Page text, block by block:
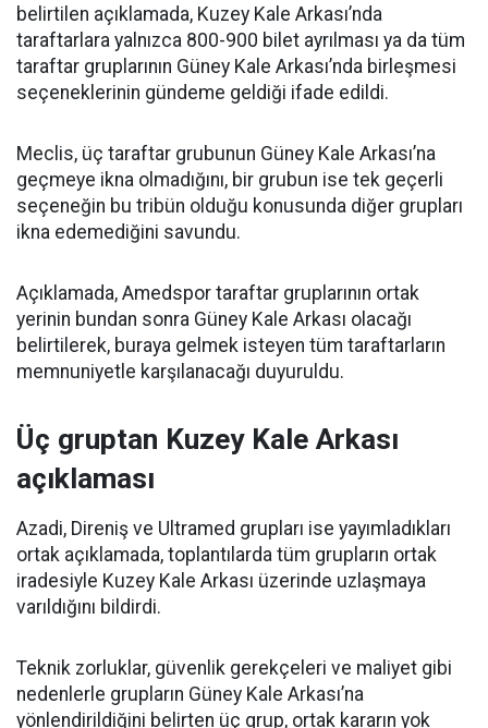
belirtilen açıklamada, Kuzey Kale Arkası’nda
taraftarlara yalnızca 800-900 bilet ayrılması ya da tüm
taraftar gruplarının Güney Kale Arkası’nda birleşmesi
seçeneklerinin gündeme geldiği ifade edildi.
Meclis, üç taraftar grubunun Güney Kale Arkası’na
geçmeye ikna olmadığını, bir grubun ise tek geçerli
seçeneğin bu tribün olduğu konusunda diğer grupları
ikna edemediğini savundu.
Açıklamada, Amedspor taraftar gruplarının ortak
yerinin bundan sonra Güney Kale Arkası olacağı
belirtilerek, buraya gelmek isteyen tüm taraftarların
memnuniyetle karşılanacağı duyuruldu.
Üç gruptan Kuzey Kale Arkası
açıklaması
Azadi, Direniş ve Ultramed grupları ise yayımladıkları
ortak açıklamada, toplantılarda tüm grupların ortak
iradesiyle Kuzey Kale Arkası üzerinde uzlaşmaya
varıldığını bildirdi.
Teknik zorluklar, güvenlik gerekçeleri ve maliyet gibi
nedenlerle grupların Güney Kale Arkası’na
yönlendirildiğini belirten üç grup, ortak kararın yok